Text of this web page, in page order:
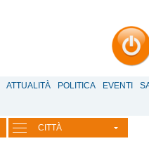
ATTUALITÀ POLITICA EVENTI
CITTÀ